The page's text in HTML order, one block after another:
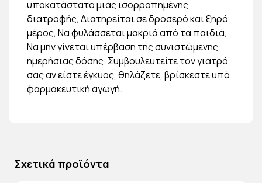
υποκατάστατο μιας ισορροπημένης
διατροφής, Διατηρείται σε δροσερό και ξηρό
μέρος, Να φυλάσσεται μακριά από τα παιδιά,
Να μην γίνεται υπέρβαση της συνιστώμενης
ημερήσιας δόσης. Συμβουλευτείτε τον γιατρό
σας αν είστε έγκυος, θηλάζετε, βρίσκεστε υπό
φαρμακευτική αγωγή.
Σχετικά προϊόντα